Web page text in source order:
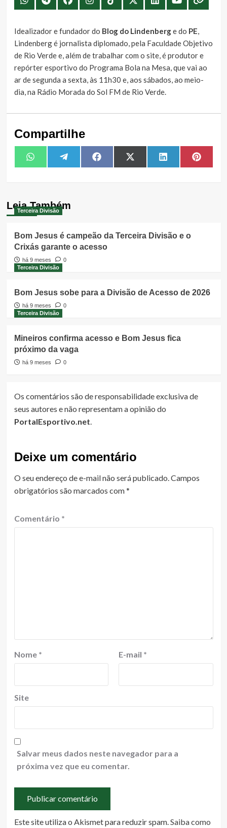
Idealizador e fundador do Blog do Lindenberge do PE,
Lindenberg é jornalista diplomado, pela Faculdade Objetivo
de Rio Verde e, além de trabalhar com o site, é produtor e
repórter esportivo do Programa Bola na Mesa, que vai ao
ar de segunda a sexta, às 11h30 e, aos sábados, ao meio-
dia, na Rádio Morada do Sol FM de Rio Verde.
Compartilhe
Share
on
WhatsAppShare
on
TelegramShare
on
FacebookShare
on
X
(Twitter)
Share
on
LinkedIn Share
on
Leia Também
Terceira Divisão
Bom Jesus é campeão da Terceira Divisão e o
Crixás garante o acesso
há 9 meses
0
Terceira Divisão
Bom Jesus sobe para a Divisão de Acesso de 2026
há 9 meses
0
Terceira Divisão
Mineiros confirma acesso e Bom Jesus fica
próximo da vaga
há 9 meses 0
Os comentários são de responsabilidade exclusiva de
seus autores e não representam a opinião do
PortalEsportivo.net
Deixe um comentário
O seu endereço de e-mail não será publicado. Campos
obrigatórios são marcados com*
Comentário *
Nome * E-mail *
Site
Salvar meus dados neste navegador para a
próxima vez que eu comentar.
Este site utiliza o Akismet para reduzir spam. Saiba como